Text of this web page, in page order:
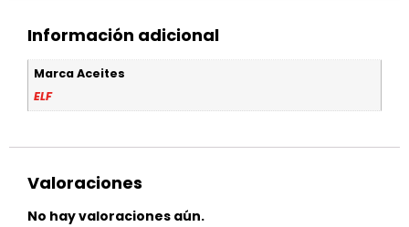
Información adicional
Marca Aceites
ELF
Valoraciones
No hay valoraciones aún.